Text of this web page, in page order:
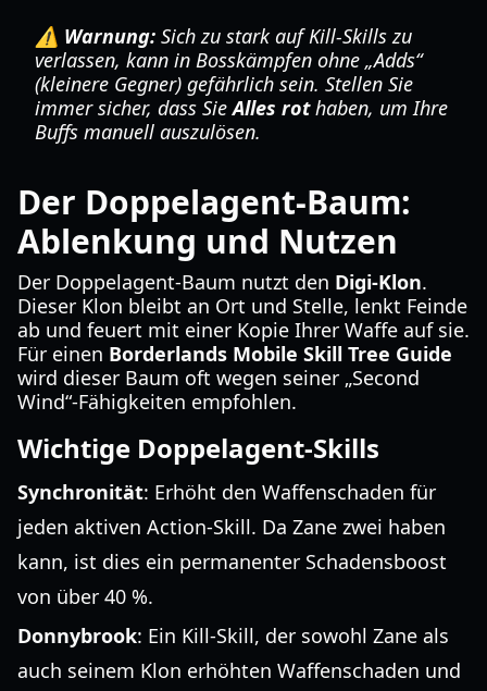
⚠️ Warnung: Sich zu stark auf Kill-Skills zu
verlassen, kann in Bosskämpfen ohne „Adds“
(kleinere Gegner) gefährlich sein. Stellen Sie
immer sicher, dass SieAlles rothaben, um Ihre
Buffs manuell auszulösen.
Der Doppelagent-Baum:
Ablenkung und Nutzen
Der Doppelagent-Baum nutzt den Digi-Klon.
Dieser Klon bleibt an Ort und Stelle, lenkt Feinde
ab und feuert mit einer Kopie Ihrer Waffe auf sie.
Für einen Borderlands Mobile Skill Tree Guide
wird dieser Baum oft wegen seiner „Second
Wind“-Fähigkeiten empfohlen.
Wichtige Doppelagent-Skills
Synchronität: Erhöht den Waffenschaden für
jeden aktiven Action-Skill. Da Zane zwei haben
kann, ist dies ein permanenter Schadensboost
von über 40 %.
Donnybrook: Ein Kill-Skill, der sowohl Zane als
auch seinem Klon erhöhten Waffenschaden und